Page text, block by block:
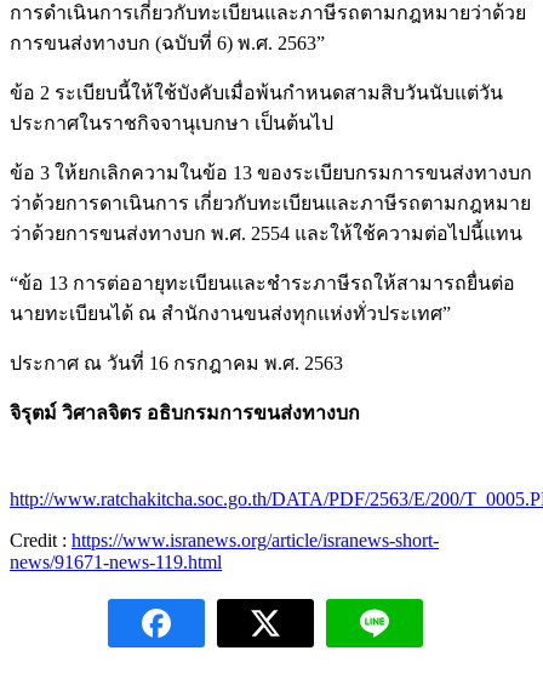
การดำเนินการเกี่ยวกับทะเบียนและภาษีรถตามกฎหมายว่าด้วย
การขนส่งทางบก (ฉบับที่ 6) พ.ศ. 2563”
ข้อ 2 ระเบียบนี้ให้ใช้บังคับเมื่อพ้นกำหนดสามสิบวันนับแต่วัน
ประกาศในราชกิจจานุเบกษา เป็นต้นไป
ข้อ 3 ให้ยกเลิกความในข้อ 13 ของระเบียบกรมการขนส่งทางบก
ว่าด้วยการดาเนินการ เกี่ยวกับทะเบียนและภาษีรถตามกฎหมาย
ว่าด้วยการขนส่งทางบก พ.ศ. 2554 และให้ใช้ความต่อไปนี้แทน
“ข้อ 13 การต่ออายุทะเบียนและชำระภาษีรถให้สามารถยื่นต่อ
นายทะเบียนได้ ณ สำนักงานขนส่งทุกแห่งทั่วประเทศ”
ประกาศ ณ วันที่ 16 กรกฎาคม พ.ศ. 2563
จิรุตม์ วิศาลจิตร อธิบกรมการขนส่งทางบก
http://www.ratchakitcha.soc.go.th/DATA/PDF/2563/E/200/
Credit : https://www.isranews.org/article/isranews-short-
news/91671-news-119.html